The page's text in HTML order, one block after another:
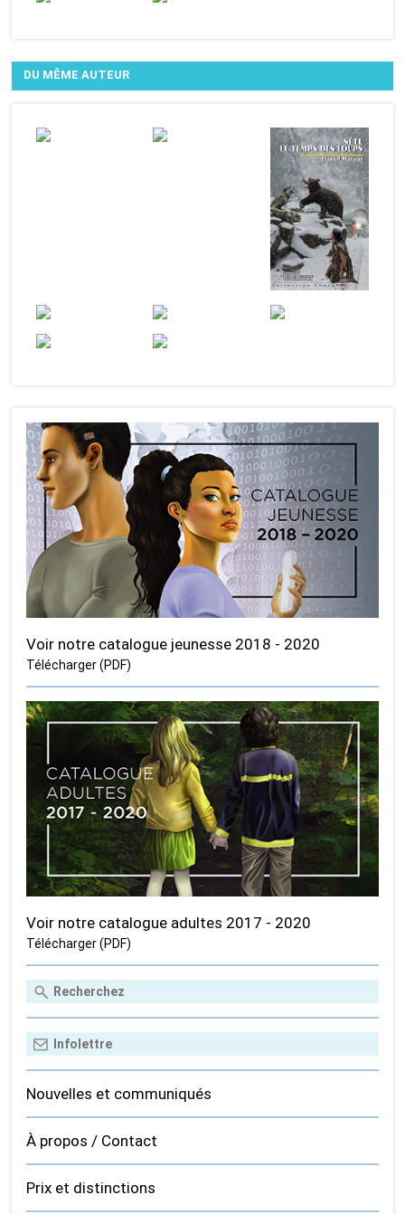
DU MÊME AUTEUR
Voir notre catalogue jeunesse 2018 - 2020
Télécharger (PDF)
Voir notre catalogue adultes 2017 - 2020
Télécharger (PDF)
Nouvelles et communiqués
À propos / Contact
Prix et distinctions